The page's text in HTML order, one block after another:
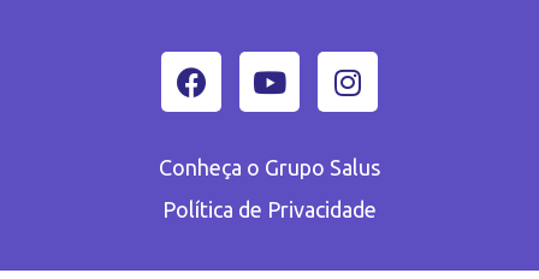
Conheça o Grupo Salus
Política de Privacidade